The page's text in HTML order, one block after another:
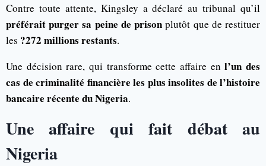
Contre toute attente, Kingsley a déclaré au tribunal qu’il
préférait purger sa peine de prison plutôt que de restituer
les ?272 millions restants.
Une décision rare, qui transforme cette affaire enl’un des
cas de criminalité financière les plus insolites de l’histoire
bancaire récente du Nigeria.
Une affaire qui fait débat au
Nigeria